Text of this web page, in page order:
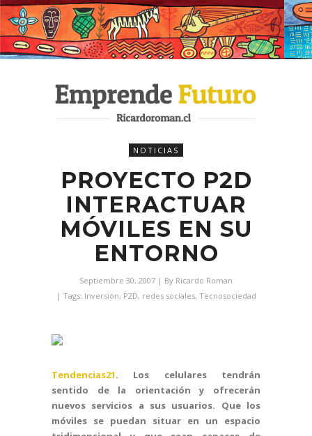
NOTICIAS
PROYECTO P2D
INTERACTUAR
MÓVILES EN SU
ENTORNO
Septiembre 30, 2007 | By Ricardo Roman
| Tags: Inversión, P2D, redes sociales, Tecnosociedad
Tendencias21. Los celulares tendrán
sentido de la orientación y ofrecerán
nuevos servicios a sus usuarios. Que los
móviles se puedan situar en un espacio